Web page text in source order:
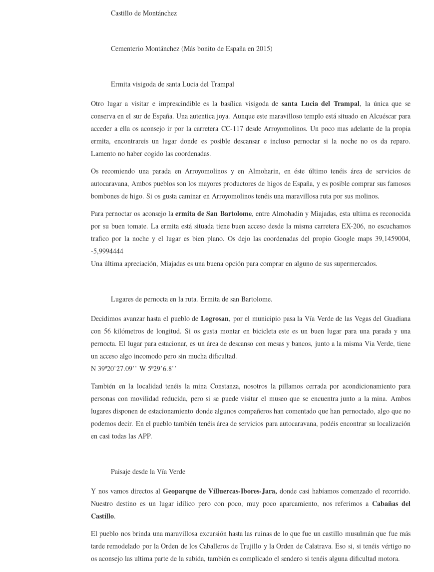
Castillo de Montánchez
Cementerio Montánchez (Más bonito de España en 2015)
Ermita visigoda de santa Lucia del Trampal
Otro lugar a visitar e imprescindible es la basílica visigoda de santa Lucia del Trampal, la única que se
conserva en el sur de España. Una autentica joya. Aunque este maravilloso templo está situado en Alcuéscar para
acceder a ella os aconsejo ir por la carretera CC-117 desde Arroyomolinos. Un poco mas adelante de la propia
ermita, encontrareis un lugar donde es posible descansar e incluso pernoctar si la noche no os da reparo.
Lamento no haber cogido las coordenadas.
Os recomiendo una parada en Arroyomolinos y en Almoharin, en éste último tenéis área de servicios de
autocaravana, Ambos pueblos son los mayores productores de higos de España, y es posible comprar sus famosos
bombones de higo. Si os gusta caminar en Arroyomolinos tenéis una maravillosa ruta por sus molinos.
Para pernoctar os aconsejo la ermita de San Bartolome, entre Almohadin y Miajadas, esta ultima es reconocida
por su buen tomate. La ermita está situada tiene buen acceso desde la misma carretera EX-206, no escuchamos
trafico por la noche y el lugar es bien plano. Os dejo las coordenadas del propio Google maps 39,1459004,
-5,9994444
Una última apreciación, Miajadas es una buena opción para comprar en alguno de sus supermercados.
Lugares de pernocta en la ruta. Ermita de san Bartolome.
Decidimos avanzar hasta el pueblo de Logrosan, por el municipio pasa la Vía Verde de las Vegas del Guadiana
con 56 kilómetros de longitud. Si os gusta montar en bicicleta este es un buen lugar para una parada y una
pernocta. El lugar para estacionar, es un área de descanso con mesas y bancos, junto a la misma Via Verde, tiene
un acceso algo incomodo pero sin mucha dificultad.
N 39º20’27.09’’ W 5º29’6.8’’
También en la localidad tenéis la mina Constanza, nosotros la pillamos cerrada por acondicionamiento para
personas con movilidad reducida, pero si se puede visitar el museo que se encuentra junto a la mina. Ambos
lugares disponen de estacionamiento donde algunos compañeros han comentado que han pernoctado, algo que no
podemos decir. En el pueblo también tenéis área de servicios para autocaravana, podéis encontrar su localización
en casi todas las APP.
Paisaje desde la Vía Verde
Y nos vamos directos al Geoparque de Villuercas-Ibores-Jara, donde casi habíamos comenzado el recorrido.
Nuestro destino es un lugar idílico pero con poco, muy poco aparcamiento, nos referimos aCabañas del
Castillo.
El pueblo nos brinda una maravillosa excursión hasta las ruinas de lo que fue un castillo musulmán que fue más
tarde remodelado por la Orden de los Caballeros de Trujillo y la Orden de Calatrava. Eso si, si tenéis vértigo no
os aconsejo las ultima parte de la subida, también es complicado el sendero si tenéis alguna dificultad motora.